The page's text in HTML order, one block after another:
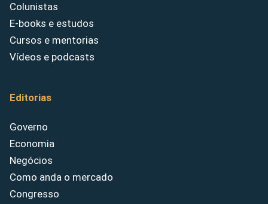
Colunistas
E-books e estudos
Cursos e mentorias
Vídeos e podcasts
Editorias
Governo
Economia
Negócios
Como anda o mercado
Congresso